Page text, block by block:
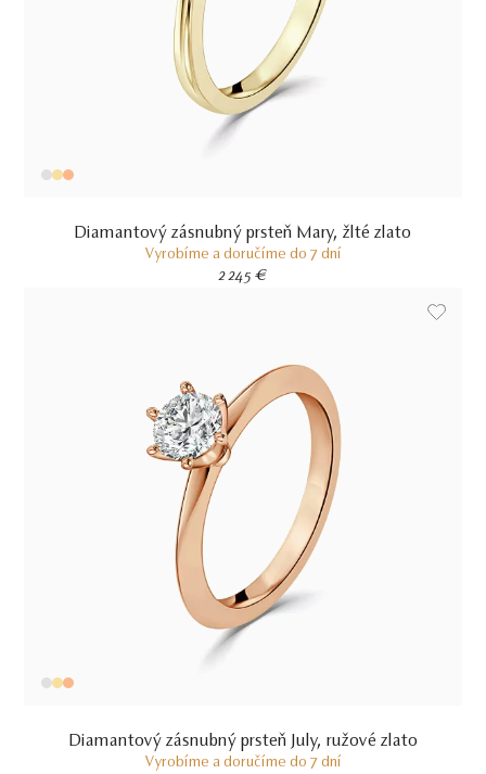
Diamantový zásnubný prsteň Mary, žlté zlato
Vyrobíme a doručíme do 7 dní
2 245 €
Diamantový zásnubný prsteň July, ružové zlato
Vyrobíme a doručíme do 7 dní